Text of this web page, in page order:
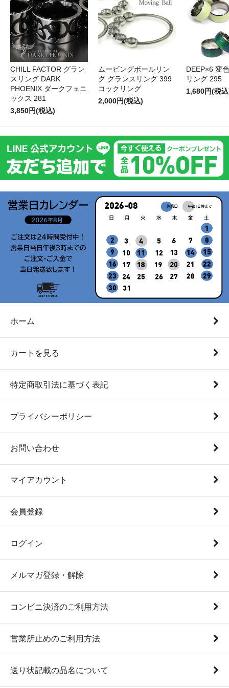
CHILL FACTOR グラン
スリング DARK
PHOENIX ダークフェニ
ックス 281
3,850円(税込)
ムービングボールリン
グ グランスリング 399
コックリング
2,000円(税込)
DEEP×6 変
リング 295
1,680円(税
ホーム
カートを見る
特定商取引法に基づく表記
プライバシーポリシー
お問い合わせ
マイアカウント
会員登録
ログイン
メルマガ登録・解除
コンビニ決済のご利用方法
営業所止めのご利用方法
送り状記載の品名について